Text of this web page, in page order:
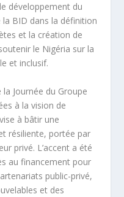
développement du
BID dans la définition
et la création de
le Nigéria sur la
et inclusif.
Journée du Groupe
à la vision de
à bâtir une
résiliente, portée par
privé. L’accent a été
au financement pour
public-privé,
et des